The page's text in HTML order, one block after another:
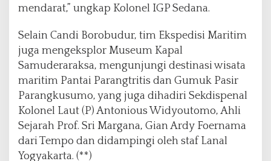
mendarat,” ungkap Kolonel IGP Sedana.
Selain Candi Borobudur, tim Ekspedisi Maritim
juga mengeksplor Museum Kapal
Samuderaraksa, mengunjungi destinasi wisata
maritim Pantai Parangtritis dan Gumuk Pasir
Parangkusumo, yang juga dihadiri Sekdispenal
Kolonel Laut (P) Antonious Widyoutomo, Ahli
Sejarah Prof. Sri Margana, Gian Ardy Foernama
dari Tempo dan didampingi oleh staf Lanal
Yogyakarta. (**)